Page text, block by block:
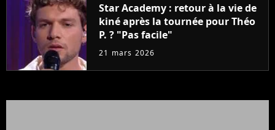
Star Academy : retour à la vie de
kiné après la tournée pour Théo
P. ? "Pas facile"
21 mars 2026